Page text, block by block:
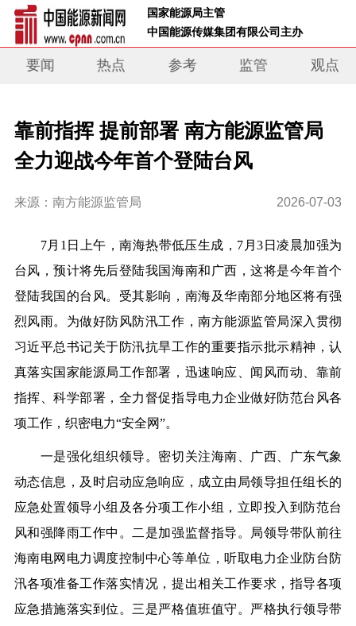
国家能源局主管
中国能源传媒集团有限公司主办
要闻 热点 参考 监管 观点
靠前指挥 提前部署 南方能源监管局
全力迎战今年首个登陆台风
来源：南方能源监管局 2026-07-03
7月 1 日上午，南海热带低压生成， 7 月3 日凌晨加强为
台风，预计将先后登陆我国海南和广西，这将是今年首个
登陆我国的台风。受其影响，南海及华南部分地区将有强
烈风雨。为做好防风防汛工作，南方能源监管局深入贯彻
习近平总书记关于防汛抗旱工作的重要指示批示精神，认
真落实国家能源局工作部署，迅速响应、闻风而动、靠前
指挥、科学部署，全力督促指导电力企业做好防范台风各
项工作，织密电力“安全网”。
一是强化组织领导。密切关注海南、广西、广东气象
动态信息，及时启动应急响应，成立由局领导担任组长的
应急处置领导小组及各分项工作小组，立即投入到防范台
风和强降雨工作中。二是加强监督指导。局领导带队前往
海南电网电力调度控制中心等单位，听取电力企业防台防
汛各项准备工作落实情况，提出相关工作要求，指导各项
应急措施落实到位。三是严格值班值守。严格执行领导带